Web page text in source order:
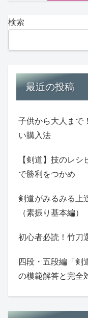
検索
最近の投稿
子供から大人まで
い購入法
【剣道】技のレ
で勝利をつかめ
剣道がみるみる上
（素振り基本編）
初心者必読！竹刀
四段・五段編「剣
の模範解答と完全